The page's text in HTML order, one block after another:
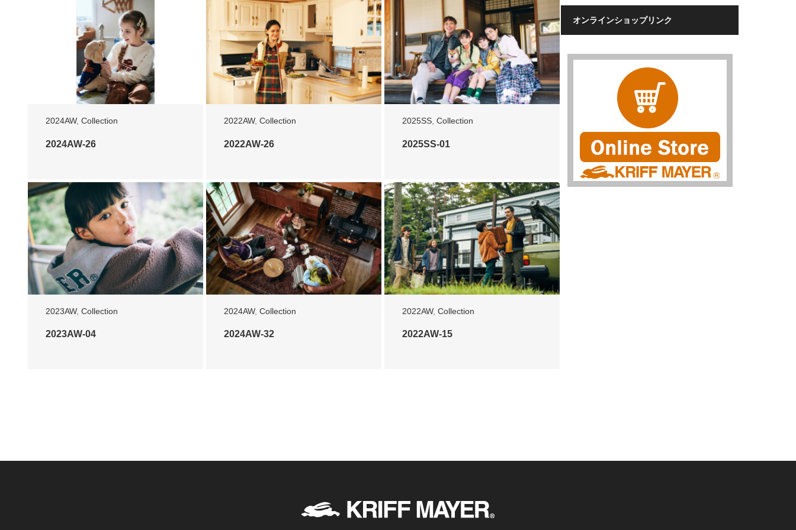
2024AW, Collection
2024AW-26
2022AW, Collection
2022AW-26
2025SS Collection
2025SS-01
2023AW, Collection
2023AW-04
2024AW, Collection
2024AW-32
2022AW, Collection
2022AW-15
オンラインショップリンク